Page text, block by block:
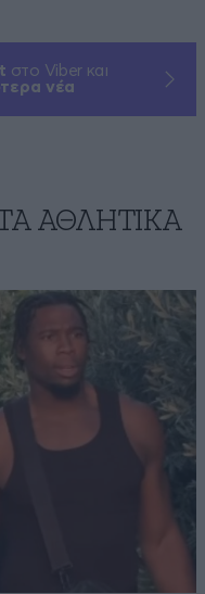
στο Viber και
νέα
ΑΘΛΗΤΙΚΑ